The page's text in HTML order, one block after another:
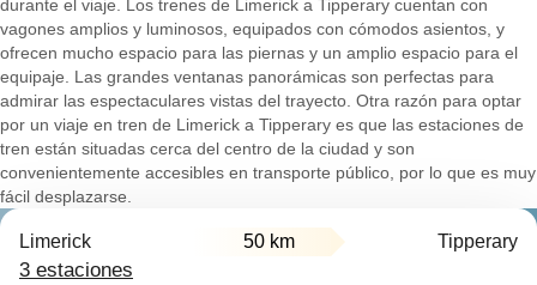
durante el viaje. Los trenes de Limerick a Tipperary cuentan con
vagones amplios y luminosos, equipados con cómodos asientos, y
ofrecen mucho espacio para las piernas y un amplio espacio para el
equipaje. Las grandes ventanas panorámicas son perfectas para
admirar las espectaculares vistas del trayecto. Otra razón para optar
por un viaje en tren de Limerick a Tipperary es que las estaciones de
tren están situadas cerca del centro de la ciudad y son
convenientemente accesibles en transporte público, por lo que es muy
fácil desplazarse.
Limerick 50 km Tipperary
3 estaciones